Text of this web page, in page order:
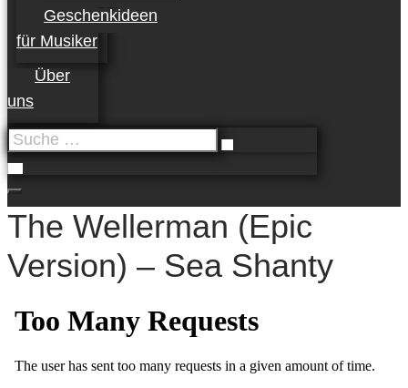
Geschenkideen
für Musiker
Über
uns
Suche
…
The Wellerman (Epic
Version) – Sea Shanty